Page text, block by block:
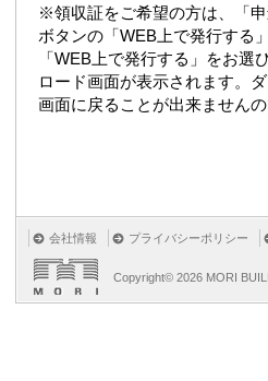
※領収証をご希望の方は、「
ボタンの「WEB上で発行する
「WEB上で発行する」をお
ロード画面が表示されます。
画面に戻ることが出来ませんの
会社情報 プライバシーポリシー
Copyright© 2026 MORI